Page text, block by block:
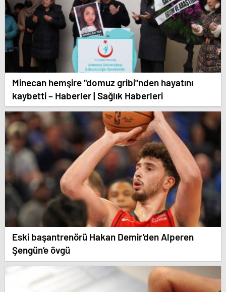
Minecan hemşire "domuz gribi"nden hayatını
kaybetti – Haberler | Sağlık Haberleri
Eski başantrenörü Hakan Demir’den Alperen
Şengün’e övgü